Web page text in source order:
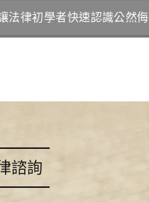
法律初學者快速認識公然
諮詢